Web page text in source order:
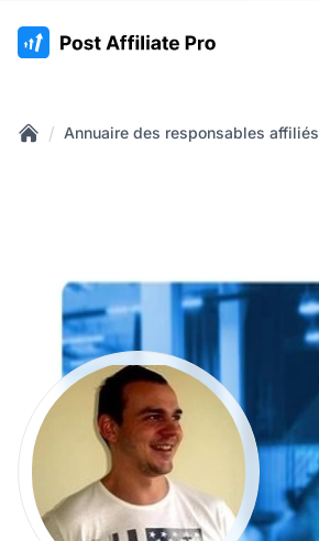
:site.title
/ Annuaire des responsables affiliés